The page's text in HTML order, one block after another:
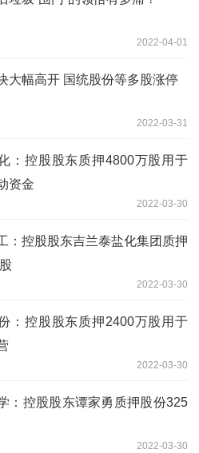
2022-04-01
大幅高开 国统股份等多股涨停
2022-03-31
：控股股东质押4800万股用于
资金
2022-03-30
：控股股东吉兰泰盐化集团质押
2022-03-30
：控股股东质押2400万股用于
2022-03-30
：控股股东谭家勇质押股份325
2022-03-30